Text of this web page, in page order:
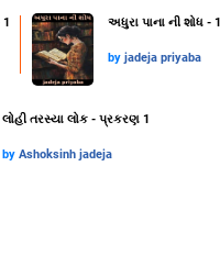
અધુરા પાના ની શોધ - 1
by jadeja priyaba
લોહી તરસ્યા લોક - પ્રકરણ 1
by Ashoksinh jadeja